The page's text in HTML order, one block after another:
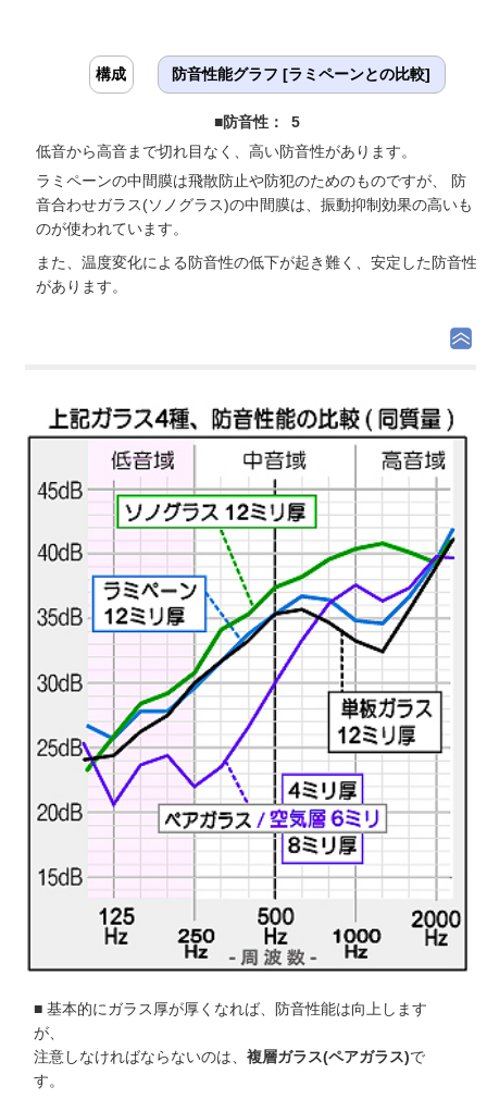
構成 防音性能グラフ [ラミペーンとの比較]
■防音性： 5
低音から高音まで切れ目なく、高い防音性があります。
ラミペーンの中間膜は飛散防止や防犯のためのものですが、 防
音合わせガラス(ソノグラス)の中間膜は、振動抑制効果の高いも
のが使われています。
また、温度変化による防音性の低下が起き難く、安定した防音性
があります。
■ 基本的にガラス厚が厚くなれば、防音性能は向上します
が、
注意しなければならないのは、複層ガラス(ペアガラス)で
す。